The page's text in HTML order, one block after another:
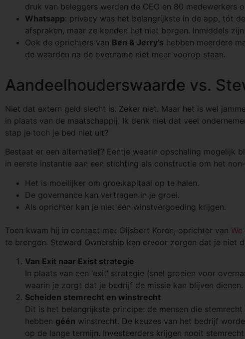
druk van beleggers werden de CEO en 80
Whatsapp: privacy was het belangrijkste in de app, tót
afspraken, maar ze konden het niet borgen. Inmiddels
Ook de oprichters van Ben & Jerry’s hebben meerdere
de waarden na de overname niet meer voorop staan.
Aandeelhouderswaarde vs.
Niet dat extern geld slecht is. Zeker niet. Maar het is wel
in plaats van de maatschappij. Ik denk niet dat veel
stap je toch je bed niet uit?
Bestaat er een alternatief? Eentje waarin opschaling
in eerste instantie aan een stichting als constructie om het
Het is moeilijker om groeikapitaal op te halen.
De governance kan vertragen in je groei.
Als oprichter kan je niet een winstvergoeding krijgen.
Toen kwam hij in contact met Gijsbert Koren, oprichter van
te brengen. Steward Ownership kan ervoor zorgen dat je niet
Van Exit naar Exist strategie
In plaats van een ‘exit’ strategie (snel groeien voor
waarin je zorgt dat je bedrijf de missie kan blijven dienen.
Scheiden stemrecht en winstrecht
Dit is het belangrijkste principe: de mensen die
hebben géén winstrecht. De keuzes van het bedrijf
op de lange termijn. Investeerders krijgen nooit